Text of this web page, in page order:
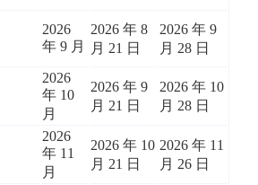
2026
年 9 月
2026 年 8
月 21 日
2026 年 9
月 28 日
2026
年 10
月
2026 年 9
月 21 日
2026 年 10
月 28 日
2026
年 11
月
2026 年 10
月 21 日
2026 年 11
月 26 日